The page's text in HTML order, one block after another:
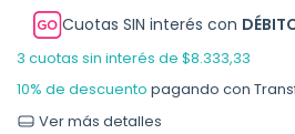
Cuotas SIN interés con
3 cuotas sin interés de $8.333,33
10% de descuento pagando con
Ver más detalles